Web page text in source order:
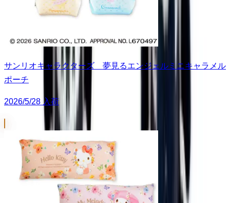
サンリオキャラクターズ 夢見るエンジェルミニキャラメル
ポーチ
2026/5/28 入荷